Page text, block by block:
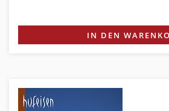
IN DEN